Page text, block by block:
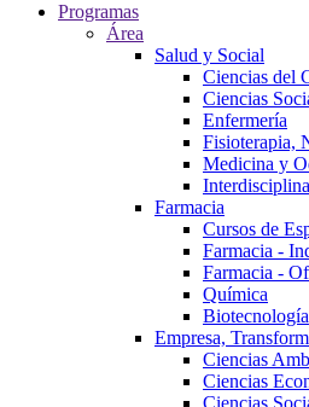
Programas
Área
Salud y Social
Ciencias del
Ciencias
Enfermería
Fisioterapia,
Medicina y
Farmacia
Cursos de
Farmacia -
Farmacia -
Química
Biotecnología
Empresa,
Ciencias
Ciencias
Ciencias